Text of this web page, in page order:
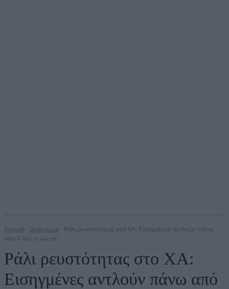
Αρχική Οικονομία
Ράλι ρευστότητας στο ΧΑ: Εισηγμένες αντλούν πάνω
από 6 δισ. ευρώ σε...
Ράλι ρευστότητας στο ΧΑ:
Εισηγμένες αντλούν πάνω από